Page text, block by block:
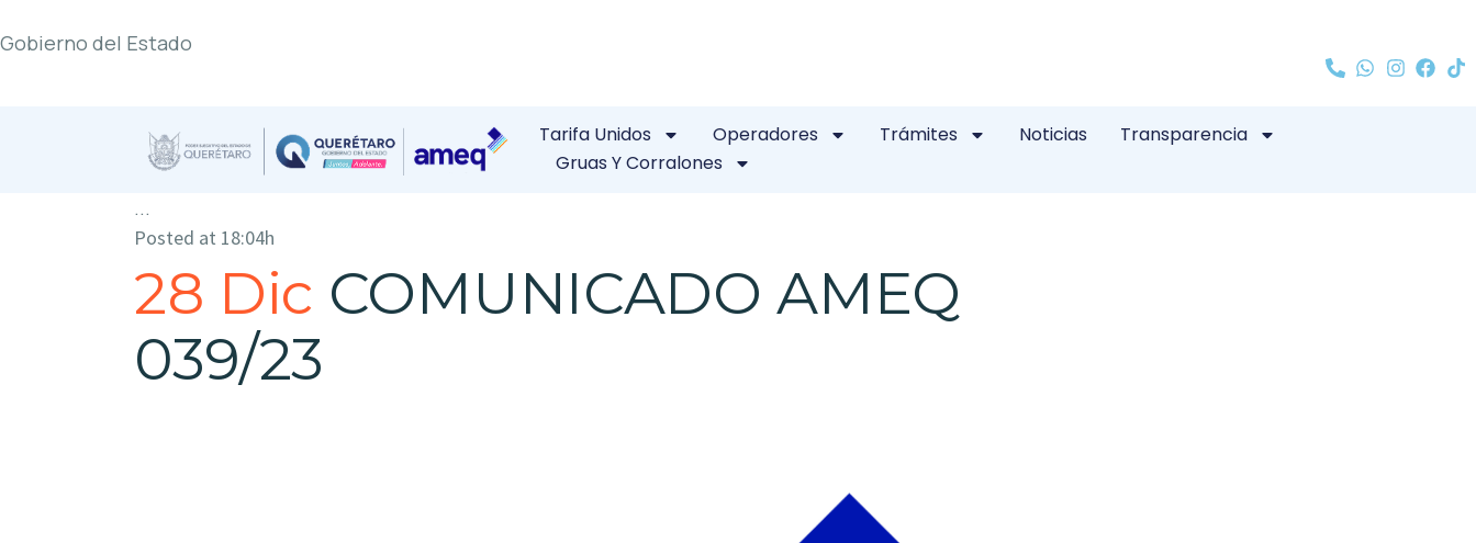
Gobierno del Estado
Tarifa Unidos Operadores Trámites Noticias
Transparencia
Gruas Y Corralones
28 Dic COMUNICADO AMEQ
039/23
Posted at 18:04h
...